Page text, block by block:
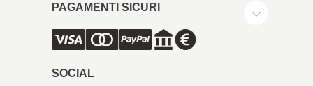
PAGAMENTI SICURI
SOCIAL